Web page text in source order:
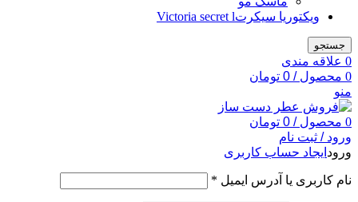
ویکتوریا سیکرتVictoria secret l
جستجو
0 علاقه مندی
0 محصول /
0 تومان
منو
0 محصول /
0 تومان
ورود / ثبت نام
ورود ایجاد حساب کاربری
نام کاربری یا آدرس ایمیل *